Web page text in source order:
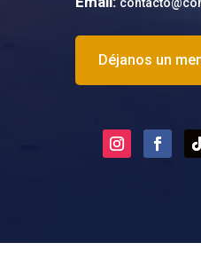
Déjanos un